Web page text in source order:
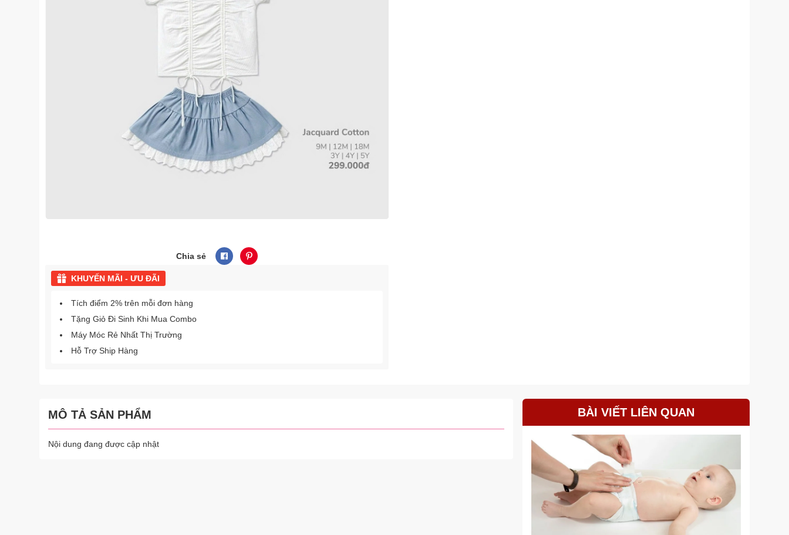
Chia sẻ
KHUYẾN MÃI - ƯU ĐÃI
Tích điểm 2% trên mỗi đơn hàng
Tặng Giỏ Đi Sinh Khi Mua Combo
Máy Móc Rẻ Nhất Thị Trường
Hỗ Trợ Ship Hàng
MÔ TẢ SẢN PHẨM
Nội dung đang được cập nhật
BÀI VIẾT LIÊN QUAN